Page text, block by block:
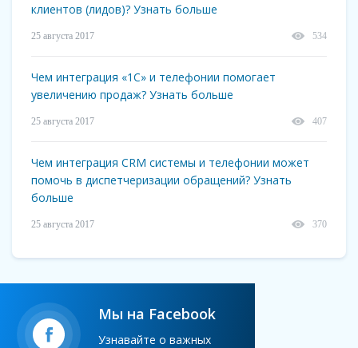
клиентов (лидов)? Узнать больше
25 августа 2017 534
Чем интеграция «1С» и телефонии помогает
увеличению продаж? Узнать больше
25 августа 2017 407
Чем интеграция CRM системы и телефонии может
помочь в диспетчеризации обращений? Узнать
больше
25 августа 2017 370
Мы на Facebook
Узнавайте о важных